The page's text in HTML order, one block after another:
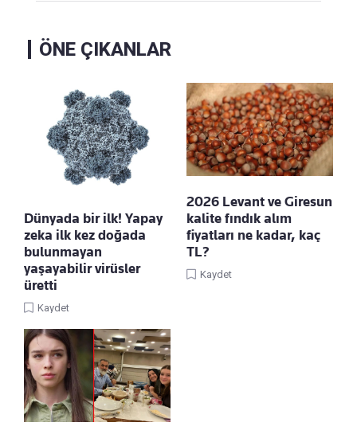
ÖNE ÇIKANLAR
Dünyada bir ilk! Yapay
zeka ilk kez doğada
bulunmayan
yaşayabilir virüsler
üretti
Kaydet
2026 Levant ve Giresun
kalite fındık alım
fiyatları ne kadar, kaç
TL?
Kaydet